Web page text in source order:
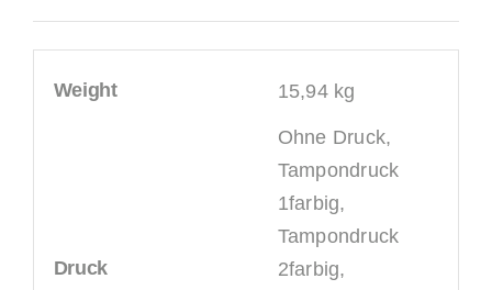
Weight 15,94 kg
Druck
Ohne Druck,
Tampondruck
1farbig,
Tampondruck
2farbig,